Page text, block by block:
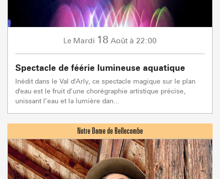
Le Mardi 18 Août à 22:00
Spectacle de féérie lumineuse aquatique
Inédit dans le Val d'Arly, ce spectacle magique sur le plan
d'eau est le fruit d’une chorégraphie artistique précise,
unissant l’eau et la lumière dan...